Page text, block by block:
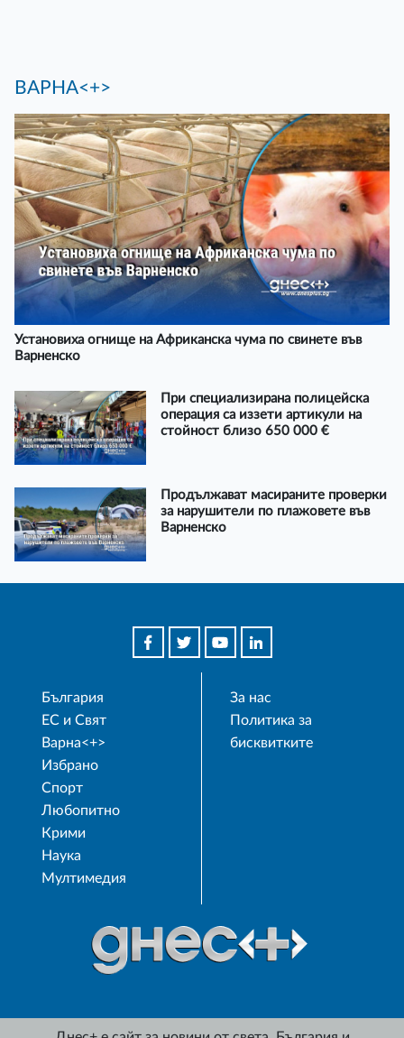
ВАРНА<+>
Установиха огнище на Африканска чума по свинете във
Варненско
При специализирана полицейска
операция са иззети артикули на
стойност близо 650 000 €
Продължават масираните проверки
за нарушители по плажовете във
Варненско
България
ЕС и Свят
Варна<+>
Избрано
Спорт
Любопитно
Крими
Наука
Мултимедия
За нас
Политика за
бисквитките